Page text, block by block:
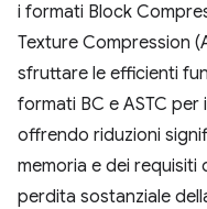
i formati Block
Texture Compression
sfruttare le efficienti
formati BC e ASTC
offrendo riduzioni
memoria e dei requisiti
perdita sostanziale